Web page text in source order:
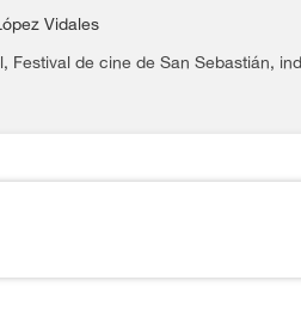
Vidales
, Festival de cine de San Sebastián,